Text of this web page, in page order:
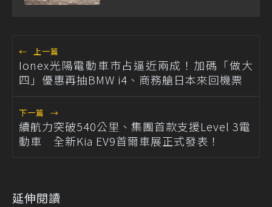
← 上一篇
Ionex光陽電動車市占逼近兩成！加碼「做大
四」優惠再抽BMW i4、商務艙日本來回機票
下一篇 →
續航力突破540公里、集團首款支援Level 3電
動車 全新Kia EV9首爾車展正式發表！
延伸閱讀